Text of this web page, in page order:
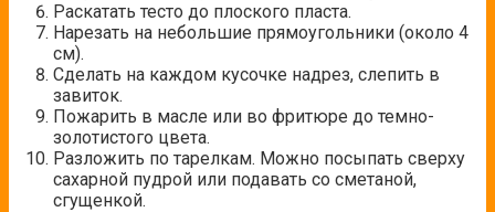
Раскатать тесто до плоского пласта.
Нарезать на небольшие прямоугольники (около 4
см).
Сделать на каждом кусочке надрез, слепить в
завиток.
Пожарить в масле или во фритюре до темно-
золотистого цвета.
Разложить по тарелкам. Можно посыпать сверху
сахарной пудрой или подавать со сметаной,
сгущенкой.